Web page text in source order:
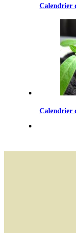
Calendrier
Calendrier